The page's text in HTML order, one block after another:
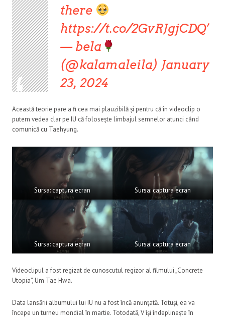
there
https://t.co/2GvRJgjCDQ
— bela
(@kalamaleila) January
23, 2024
Această teorie pare a fi cea mai plauzibilă și pentru că în videoclip o
putem vedea clar pe IU că folosește limbajul semnelor atunci când
comunică cu Taehyung.
Sursa: captura ecran Sursa: captura ecran
Sursa: captura ecran Sursa: captura ecran
Videoclipul a fost regizat de cunoscutul regizor al filmului „Concrete
Utopia”, Um Tae Hwa.
Data lansării albumului lui IU nu a fost încă anunțată. Totuși, ea va
începe un turneu mondial în martie. Totodată, V își îndeplinește în